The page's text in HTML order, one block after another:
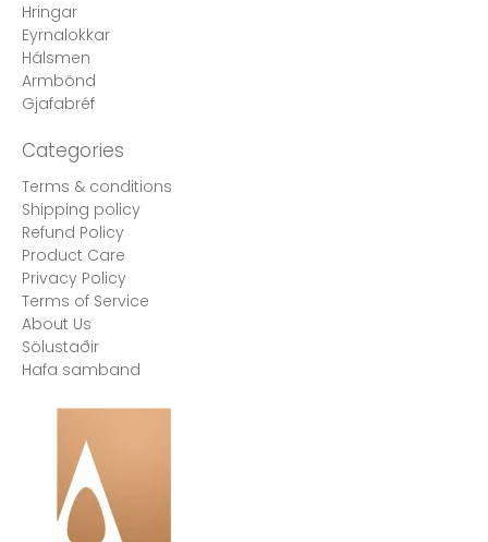
Hringar
Eyrnalokkar
Hálsmen
Armbönd
Gjafabréf
Categories
Terms & conditions
Shipping policy
Refund Policy
Product Care
Privacy Policy
Terms of Service
About Us
Sölustaðir
Hafa samband